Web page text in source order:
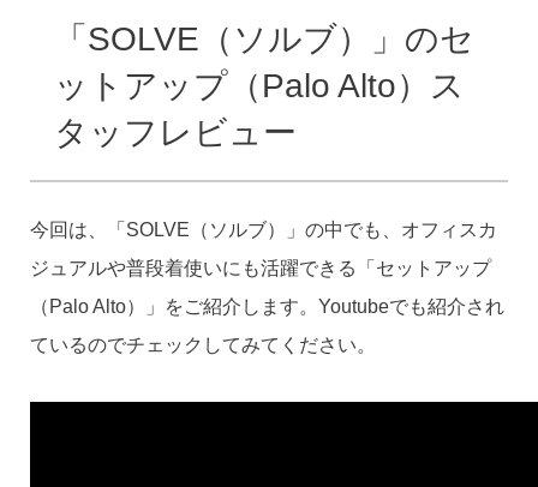
「SOLVE（ソルブ）」のセ
ットアップ（Palo Alto）ス
タッフレビュー
今回は、「SOLVE（ソルブ）」の中でも、オフィスカ
ジュアルや普段着使いにも活躍できる「セットアップ
（Palo Alto）」をご紹介します。Youtubeでも紹介され
ているのでチェックしてみてください。